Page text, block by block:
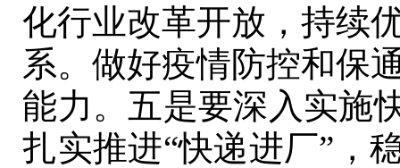
化行业改革开放，持续
系。做好疫情防控和保
能力。五是要深入实施
扎实推进“快递进厂”，